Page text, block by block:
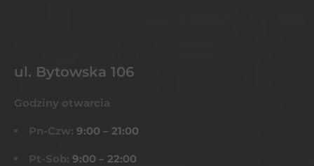
ul. Bytowska 106
Godziny otwarcia
Pn-Czw: 9:00 – 21:00
Pt-Sob: 9:00 – 22:00